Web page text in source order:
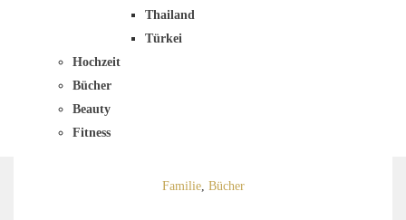
Thailand
Türkei
Hochzeit
Bücher
Beauty
Fitness
Familie, Bücher